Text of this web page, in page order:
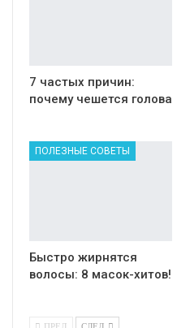
7 частых причин:
почему чешется голова
ПОЛЕЗНЫЕ СОВЕТЫ
Быстро жирнятся
волосы: 8 масок-хитов!
ПРЕД СЛЕД